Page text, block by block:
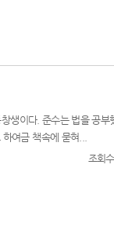
생이다. 준수는 법을 공부
여금 책속에 묻혀...
조회